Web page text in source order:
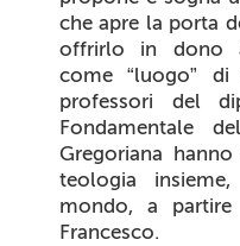
che apre la porta
offrirlo in dono
come “luogo”
professori del
Fondamentale
Gregoriana
teologia
mondo, a
Francesco.